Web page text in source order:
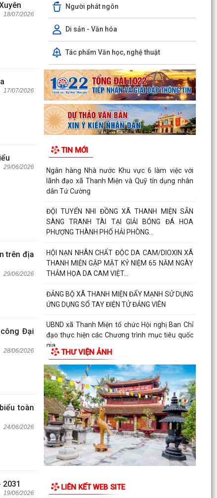
18/07/2026
17/07/2026
29/06/2026
trên địa
29/06/2026
Đại
28/06/2026
toàn
24/06/2026
19/06/2026
Người phát ngôn
Di sản - Văn hóa
Tác phẩm Văn học, nghệ thuật
TIN MỚI
Ngân hàng Nhà nước Khu vực 6 làm việc với
lãnh đạo xã Thanh Miện và Quỹ tín dụng nhân
dân Tứ Cường
ĐỘI TUYỂN NHI ĐỒNG XÃ THANH MIỆN SẴN
SÀNG TRANH TÀI TẠI GIẢI BÓNG ĐÁ HOA
PHƯỢNG THÀNH PHỐ HẢI PHÒNG...
HỘI NẠN NHÂN CHẤT ĐỘC DA CAM/DIOXIN XÃ
THANH MIỆN GẶP MẶT KỶ NIỆM 65 NĂM NGÀY
THẢM HỌA DA CAM VIỆT...
ĐẢNG BỘ XÃ THANH MIỆN ĐẨY MẠNH SỬ DỤNG
ỨNG DỤNG SỔ TAY ĐIỆN TỬ ĐẢNG VIÊN
UBND xã Thanh Miện tổ chức Hội nghị Ban Chỉ
đạo thực hiện các Chương trình mục tiêu quốc
gia
Quyết định về việc phê duyệt quy trình nội bộ
giải quyết thủ tục hành chính thuộc phạm vi
chức...
THƯ VIỆN ẢNH
LIÊN KẾT WEB SITE